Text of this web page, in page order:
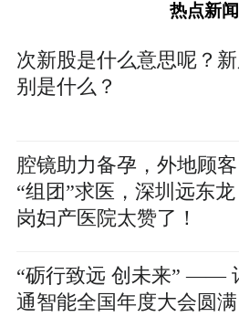
热点新闻
次新股是什么意思呢？
别是什么？
腔镜助力备孕，外地顾客
“组团”求医，深圳远东龙
岗妇产医院太赞了！
“砺行致远 创未来” ——
通智能全国年度大会圆满